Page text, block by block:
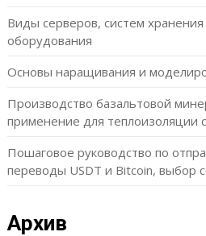
Виды серверов, систем
оборудования
Основы наращивания и
Производство базальтовой
применение для теплоизоляции
Пошаговое руководство по
переводы USDT и Bitcoin, выбор
Архив